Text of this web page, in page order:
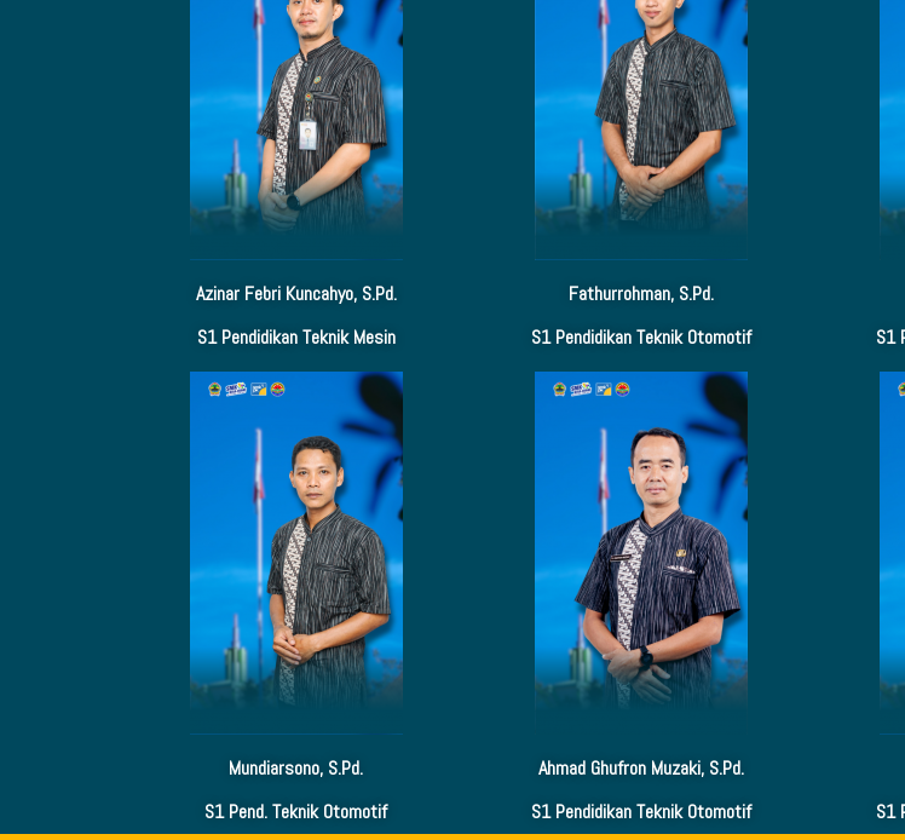
Azinar Febri Kuncahyo, S.Pd.
S1 Pendidikan Teknik Mesin
Fathurrohman, S.Pd.
S1 Pendidikan Teknik Otomotif
S1
Mundiarsono, S.Pd.
S1 Pend. Teknik Otomotif
Ahmad Ghufron Muzaki, S.Pd.
S1 Pendidikan Teknik Otomotif
S1